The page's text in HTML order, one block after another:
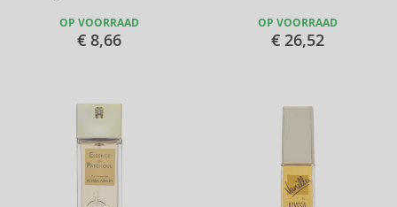
OP VOORRAAD
€ 8,66
OP VOORRAAD
€ 26,52